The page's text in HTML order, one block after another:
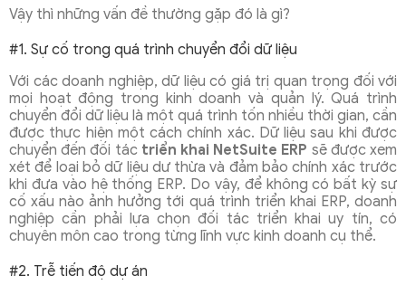
Vậy thì những vấn đề thường gặp đó là gì?
#1. Sự cố trong quá trình chuyển đổi dữ liệu
Với các doanh nghiệp, dữ liệu có giá trị quan trọng đối với
mọi hoạt động trong kinh doanh và quản lý. Quá trình
chuyển đổi dữ liệu là một quá trình tốn nhiều thời gian, cần
được thực hiện một cách chính xác. Dữ liệu sau khi được
chuyển đến đối tác triển khai NetSuite ERP sẽ được xem
xét để loại bỏ dữ liệu dư thừa và đảm bảo chính xác trước
khi đưa vào hệ thống ERP. Do vậy, để không có bất kỳ sự
cố xấu nào ảnh hưởng tới quá trình triển khai ERP, doanh
nghiệp cần phải lựa chọn đối tác triển khai uy tín, có
chuyên môn cao trong từng lĩnh vực kinh doanh cụ thể.
#2. Trễ tiến độ dự án